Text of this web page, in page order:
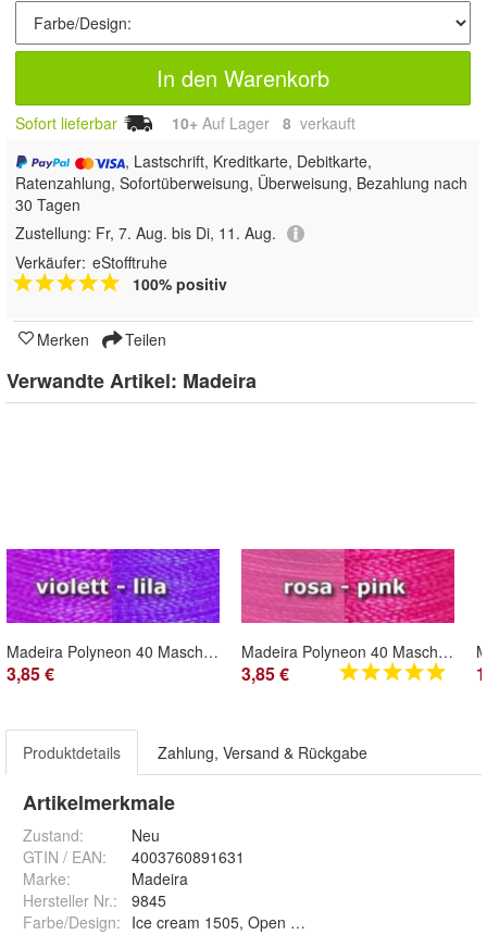
In den Warenkorb
Sofort lieferbar 10+ Auf Lager 8 verkauft
, Lastschrift, Kreditkarte, Debitkarte,
Ratenzahlung, Sofortüberweisung, Überweisung, Bezahlung nach
30 Tagen
Zustellung: Fr, 7. Aug. bis Di, 11. Aug.
Verkäufer: eStofftruhe
100% positiv
Merken Teilen
Verwandte Artikel: Madeira
Madeira Polyneon 40 Maschinenstickgarn - 400m Farbbereich violett-lila
3,85 €
Madeira Polyneon 40 Maschinenstickgarn - 400m Farbbereich rosa-pink
3,85 €
Produktdetails Zahlung, Versand & Rückgabe
Artikelmerkmale
Zustand:
Neu
GTIN / EAN:
4003760891631
Marke:
Madeira
Hersteller Nr.:
9845
Farbe/Design: Ice cream 1505, Open Fire 1506, Desert Hill